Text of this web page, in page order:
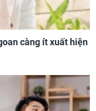
càng ít xuất hiện